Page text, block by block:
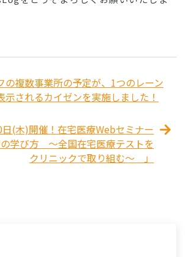
の複数事業所の予定が、1つのレーン
示されるカイゼンを実施しました！
(木)開催！在宅医療Webセミナー
の学び方 ～全国在宅医療テストを
クリニックで取り組む～ 」